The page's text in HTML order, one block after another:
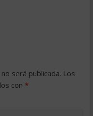
será publicada. Los
con *